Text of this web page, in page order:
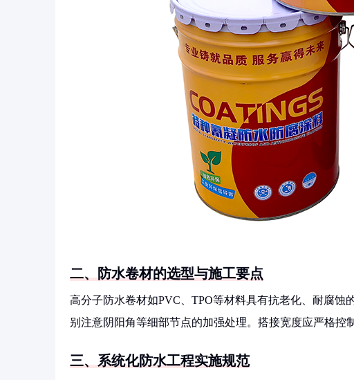
二、防水卷材的选型与施工要点
高分子防水卷材如PVC、TPO等材料具有抗老化、耐腐
别注意阴阳角等细部节点的加强处理。搭接宽度应严格控
三、系统化防水工程实施规范